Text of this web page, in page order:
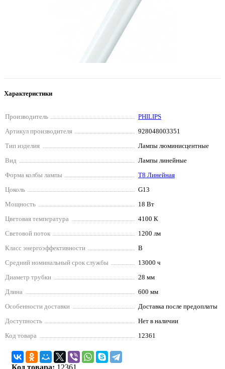
Характеристики
Производитель
PHILIPS
Артикул производителя
928048003351
Тип изделия
Лампы люминисцентные
Вид
Лампы линейные
Форма колбы лампы
T8 Линейная
Цоколь
G13
Мощность
18 Вт
Цветовая температура
4100 К
Световой поток
1200 лм
Класс энергоэффективности
B
Средний номинальный срок службы
13000 ч
Диаметр трубки
28 мм
Длина
600 мм
Особенности доставки
Доставка после предоплаты
Доступность
Нет в наличии
Код товара
12361